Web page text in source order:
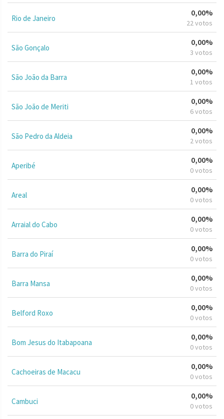
Rio de Janeiro
0,00%
22 votos
São Gonçalo
0,00%
3 votos
São João da Barra
0,00%
1 votos
São João de Meriti
0,00%
6 votos
São Pedro da Aldeia
0,00%
2 votos
Aperibé
0,00%
0 votos
Areal
0,00%
0 votos
Arraial do Cabo
0,00%
0 votos
Barra do Piraí
0,00%
0 votos
Barra Mansa
0,00%
0 votos
Belford Roxo
0,00%
0 votos
Bom Jesus do Itabapoana
0,00%
0 votos
Cachoeiras de Macacu
0,00%
0 votos
Cambuci
0,00%
0 votos